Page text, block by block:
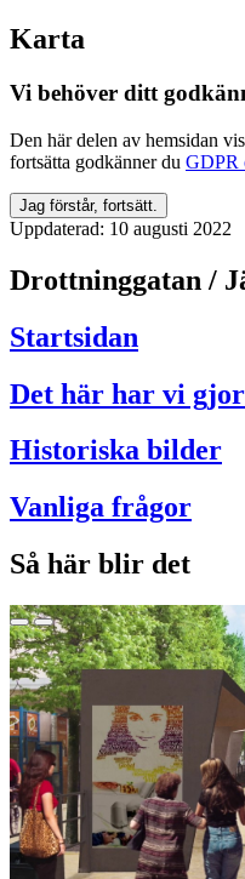
Karta
Vi behöver ditt
Den här delen av hemsidan
fortsätta godkänner du GDPR
Jag förstår, fortsätt.
Uppdaterad: 10 augusti 2022
Drottninggatan /
Startsidan
Det här har vi
Historiska bilder
Vanliga frågor
Så här blir det